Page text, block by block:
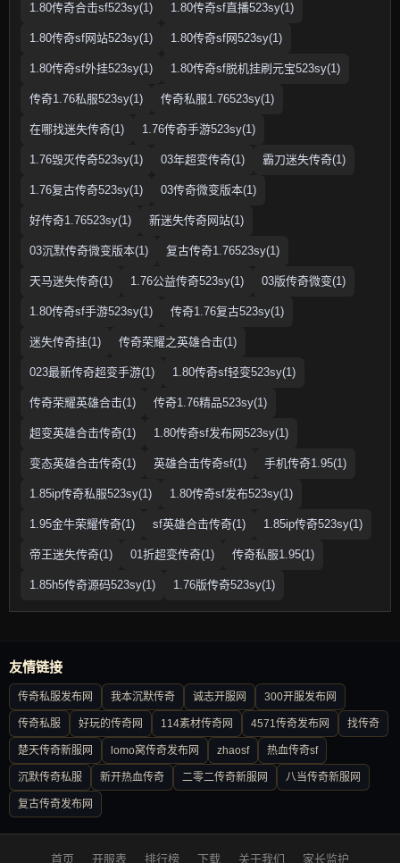
1.80传奇合击sf523sy(1) 1.80传奇sf直播523sy(1)
1.80传奇sf网站523sy(1) 1.80传奇sf网523sy(1)
1.80传奇sf外挂523sy(1) 1.80传奇sf脱机挂刷元宝523sy(1)
传奇1.76私服523sy(1) 传奇私服1.76523sy(1)
在哪找迷失传奇(1) 1.76传奇手游523sy(1)
1.76毁灭传奇523sy(1) 03年超变传奇(1) 霸刀迷失传奇(1)
1.76复古传奇523sy(1) 03传奇微变版本(1)
好传奇1.76523sy(1) 新迷失传奇网站(1)
03沉默传奇微变版本(1) 复古传奇1.76523sy(1)
天马迷失传奇(1) 1.76公益传奇523sy(1) 03版传奇微变(1)
1.80传奇sf手游523sy(1) 传奇1.76复古523sy(1)
迷失传奇挂(1) 传奇荣耀之英雄合击(1)
023最新传奇超变手游(1) 1.80传奇sf轻变523sy(1)
传奇荣耀英雄合击(1) 传奇1.76精品523sy(1)
超变英雄合击传奇(1) 1.80传奇sf发布网523sy(1)
变态英雄合击传奇(1) 英雄合击传奇sf(1) 手机传奇1.95(1)
1.85ip传奇私服523sy(1) 1.80传奇sf发布523sy(1)
1.95金牛荣耀传奇(1) sf英雄合击传奇(1) 1.85ip传奇523sy(1)
帝王迷失传奇(1) 01折超变传奇(1) 传奇私服1.95(1)
1.85h5传奇源码523sy(1) 1.76版传奇523sy(1)
友情链接
传奇私服发布网 我本沉默传奇 诚志开服网 300开服发布网
传奇私服 好玩的传奇网 114素材传奇网 4571传奇发布网 找传奇
楚天传奇新服网 lomo窝传奇发布网 zhaosf 热血传奇sf
沉默传奇私服 新开热血传奇 二零二传奇新服网 八当传奇新服网
复古传奇发布网
首页 开服表 排行榜 下载 关于我们 家长监护